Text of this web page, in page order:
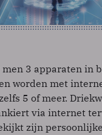
3 apparaten in
worden met
5 of meer.
via internet
zijn